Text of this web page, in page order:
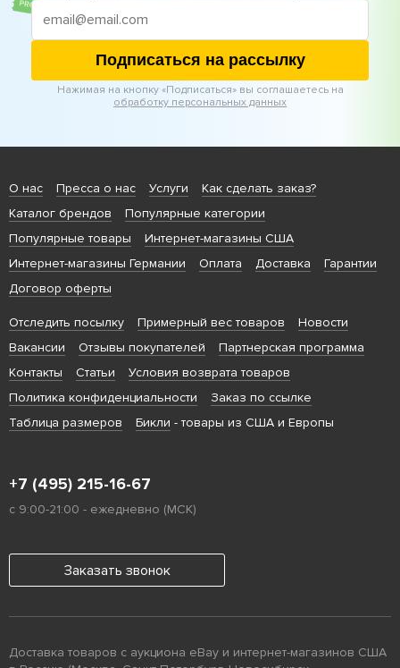
Подписаться на рассылку
Нажимая на кнопку «Подписаться» вы соглашаетесь на
обработку персональных данных
О нас Пресса о нас Услуги
Как сделать заказ?
Каталог брендов
Популярные категории
Популярные товары
Интернет-магазины США
Интернет-магазины Германии
Оплата Доставка
Гарантии
Договор оферты
Отследить посылку Примерный вес товаров
Новости
Вакансии
Отзывы покупателей
Партнерская программа
Контакты
Статьи
Условия возврата товаров
Политика конфиденциальности
Заказ по ссылке
Таблица размеров
Бикли - товары из США и Европы
+7 (495) 215-16-67
с 9:00-21:00 - ежедневно (МСК)
Заказать звонок
Доставка товаров с аукциона eBay и интернет-магазинов США